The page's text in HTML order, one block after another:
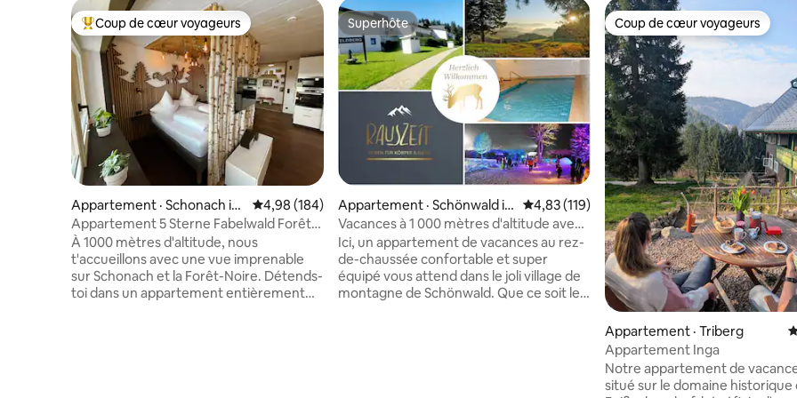
Coup de cœur voyageurs parmi les plus aimés
Coup de cœur voyageurs
Appartement · Schonach im
Schwarzwald
Note moyenne de 4,98 sur 5, 184 commentaires
4,98 (184)
Appartement 5 Sterne Fabelwald Forêt-
Noire
À 1000 mètres d'altitude, nous
t'accueillons avec une vue imprenable
sur Schonach et la Forêt-Noire. Détends-
toi dans un appartement entièrement
Superhôte
Superhôte
Appartement · Schönwald i
m Schwarzwald
Note moyenne de 4,83 sur 5, 119
4,83 (119)
Vacances à 1 000 mètres d'altitude avec
piscine et sauna
Ici, un appartement de vacances au rez-
de-chaussée confortable et super
équipé vous attend dans le joli village de
montagne de Schönwald. Que ce soit le
Coup de cœur voyageurs
Coup de cœur voyageurs
Appartement · Triberg
Appartement Inga
Notre appartement de
situé sur le domaine historique